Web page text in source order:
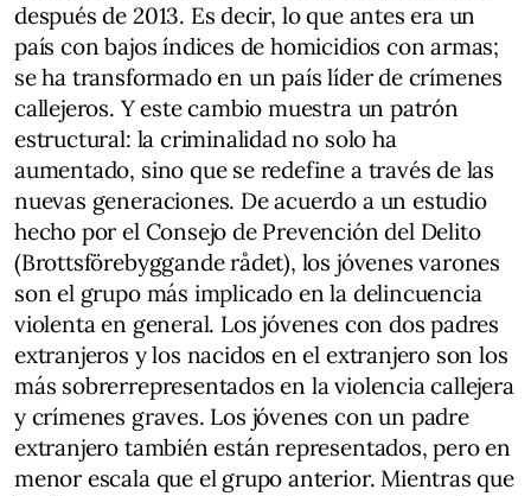
después de 2013. Es decir, lo que antes era un
país con bajos índices de homicidios con armas;
se ha transformado en un país líder de crímenes
callejeros. Y este cambio muestra un patrón
estructural: la criminalidad no solo ha
aumentado, sino que se redefine a través de las
nuevas generaciones. De acuerdo a un estudio
hecho por el Consejo de Prevención del Delito
(Brottsförebyggande rådet), los jóvenes varones
son el grupo más implicado en la delincuencia
violenta en general. Los jóvenes con dos padres
extranjeros y los nacidos en el extranjero son los
más sobrerrepresentados en la violencia callejera
y crímenes graves. Los jóvenes con un padre
extranjero también están representados, pero en
menor escala que el grupo anterior. Mientras que